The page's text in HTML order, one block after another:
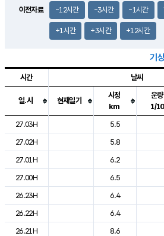
이전자료 -12시간 -3시간 -1시간
+1시간 +3시간 +12시간
기
도시별 기상실황표로 지점, 날씨, 기온, 강
시간 날씨
일.시 현재일기
시정
km
운량
1/10
27.03H
5.5
27.02H
5.8
27.01H
6.2
27.00H
6.5
26.23H
6.4
26.22H
6.4
26.21H
8.6